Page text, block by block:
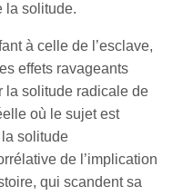
la solitude.
à celle de l’esclave,
effets ravageants
la solitude radicale de
où le sujet est
solitude
de l’implication
qui scandent sa